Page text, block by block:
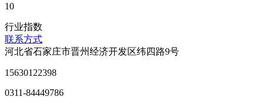
10
行业指数
联系方式
河北省石家庄市晋州经济开发区纬四路9号
15630122398
0311-84449786